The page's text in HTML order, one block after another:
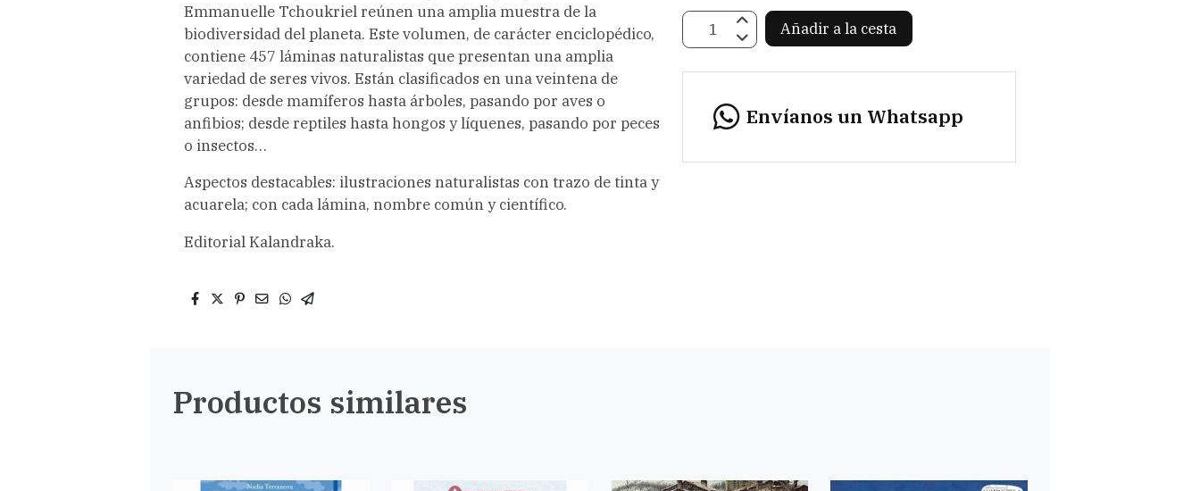
Emmanuelle Tchoukriel reúnen una amplia muestra de la
biodiversidad del planeta. Este volumen, de carácter enciclopédico,
contiene 457 láminas naturalistas que presentan una amplia
variedad de seres vivos. Están clasificados en una veintena de
grupos: desde mamíferos hasta árboles, pasando por aves o
anfibios; desde reptiles hasta hongos y líquenes, pasando por peces
o insectos…
Aspectos destacables: ilustraciones naturalistas con trazo de tinta y
acuarela; con cada lámina, nombre común y científico.
Editorial Kalandraka.
Añadir a la cesta
Envíanos un Whatsapp
Productos similares